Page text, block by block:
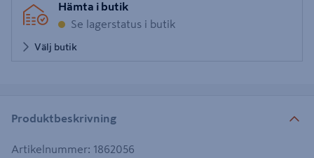
Hämta i butik
Se lagerstatus i butik
Välj butik
Produktbeskrivning
Artikelnummer: 1862056